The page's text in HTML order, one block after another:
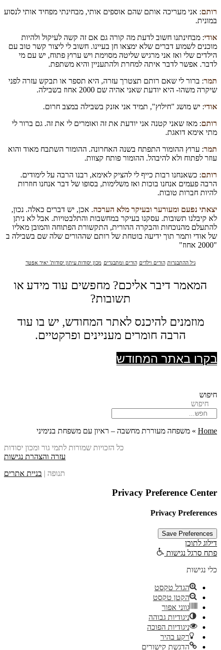
רותם: אני מעריכה אותם שהם אוספים אותי, מבחינתי מפחיד אותי לנסוע
במונית.
אודי: מבחינתנו חשוב לדעת מה קורה גם אם זה קשה לעיקול ולהיות
מוכנים לשמוע דברים שלא ימצאו חן בעיינו. חשוב לי ליצור קשר טוב עם
הילדים שלי ואז אני מרגיש שליטה מסוימת ויש ערוץ פתוח, יש עם מי
לדבר. אפשר לדבר איתה למחרת ולהתעניין והיא משתפת.
תמר: ברור לי שאם רותם תצטרך עזרה, היא תספר או תבקש עזרה לפני
שיקרה משהו- היא יודעת שאני אהיה שם 2000 אחוז בשבילה.
אודי: יש מושג "חילוץ", תמיד אני אזנק בשבילה במצב חרום.
רותם: מאז שאני קטנה אני יודעת את זה ואומרים לי את זה. גם ברור לי
מתי אימא דואגת.
תמר: ערוץ ההומור התפתח בשנה האחרונה. ההומור השתבח מאוד והוא
עוזר לפתוח ולא להיבהל. ההומור פותח קצוות.
רותם: כשאנחנו רבות כייף לי להציק לאימא, רבנו הרבה על לימודים.
הרבה פעמים אנחנו בוכות ואז משלימות, בסופו של דבר אנחנו חוזרות
להיות חברות טובות.
יצאתי נפעם ומעורער ובעיקר מלא הערכה. אכן, יש דברים כאלה. נכון,
לא קיבלנו תשובות. עסקנו בעיקר במחשבות והתלבטויות. אבל לא ניתן
להתעלם מהנוכחות והבקרה ההורית, התקשורת הפתוחה והמובן מאליו
של אודי ותמר תוך ידיעה בוטחת של רותם שההורים שלה שם בשבילה ב
"2000 אחוז"
גיל ההתבגרות הורים וילדים הורים ומתבגרים מכון יסודות עיתון יסודות' יאיר אפטר
המאמר דיבר אליכם? מחפשים עוד מידע או
תשובות?
מוזמנים להיכנס לאתר המחודש, יש בו עוד
הרבה חומרים מעניינים ופרקטיים.
בקרו באתר המחודש
חיפוש
חיפוש
Home
» משפחה מעוררת מחשבה – ראיון עם משפחת בנימיני
כל הזכויות שמורות לתמי גור ומכון יסודות
עזרה והצהרת נגישות
תנופה | בניית אתרים
Privacy Preference Center
Privacy Preferences
דילוג לתוכן
פתח סרגל נגישות
כלי נגישות
הגדל טקסט
הקטן טקסט
גווני אפור
ניגודיות גבוהה
ניגודיות הפוכה
רקע בהיר
הדגשת קישורים